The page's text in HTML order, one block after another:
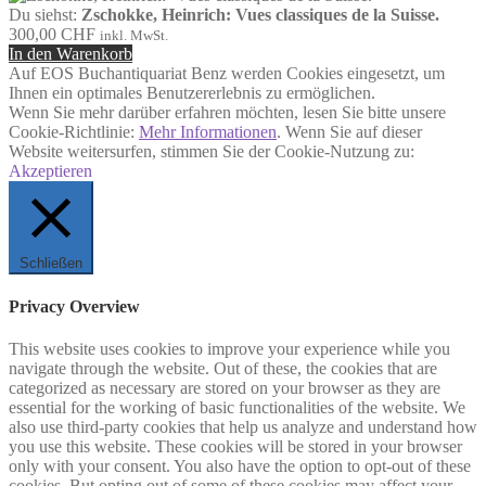
Du siehst: Zschokke, Heinrich: Vues classiques de la Suisse.
300,00 CHF inkl. MwSt.
In den Warenkorb
Auf EOS Buchantiquariat Benz werden Cookies eingesetzt, um
Ihnen ein optimales Benutzererlebnis zu ermöglichen.
Wenn Sie mehr darüber erfahren möchten, lesen Sie bitte unsere
Cookie-Richtlinie: Mehr Informationen. Wenn Sie auf dieser
Website weitersurfen, stimmen Sie der Cookie-Nutzung zu:
Akzeptieren
Schließen
Privacy Overview
This website uses cookies to improve your experience while you
navigate through the website. Out of these, the cookies that are
categorized as necessary are stored on your browser as they are
essential for the working of basic functionalities of the website. We
also use third-party cookies that help us analyze and understand how
you use this website. These cookies will be stored in your browser
only with your consent. You also have the option to opt-out of these